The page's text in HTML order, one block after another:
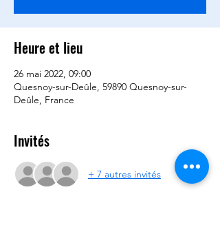
Heure et lieu
26 mai 2022, 09:00
Quesnoy-sur-Deûle, 59890 Quesnoy-sur-
Deûle, France
Invités
+ 7 autres invités